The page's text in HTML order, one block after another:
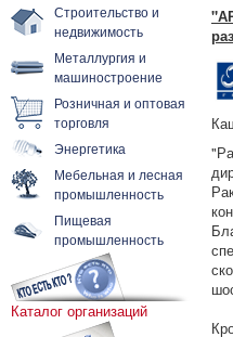
Строительство и
недвижимость
Металлургия и
машиностроение
Розничная и оптовая
торговля
Энергетика
Мебельная и лесная
промышленность
Пищевая
промышленность
Каталог организаций